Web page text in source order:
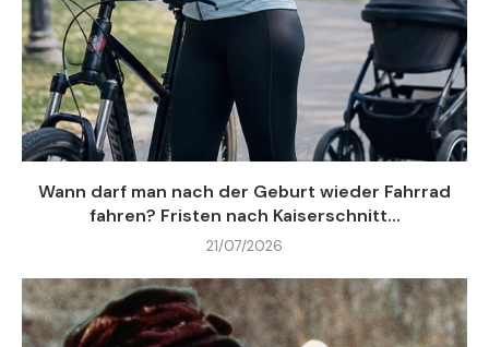
Wann darf man nach der Geburt wieder Fahrrad
fahren? Fristen nach Kaiserschnitt...
21/07/2026